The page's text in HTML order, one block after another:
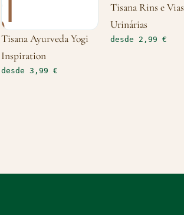
Tisana Ayurveda Yogi
Inspiration
desde 3,99 €
Tisana Rins e Vias
Urinárias
desde 2,99 €